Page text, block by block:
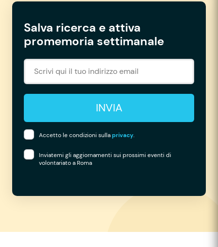
Salva ricerca e attiva
promemoria settimanale
INVIA
Accetto le condizioni sullaprivacy.
Inviatemi gli aggiornamenti sui prossimi eventi di
volontariato a Roma